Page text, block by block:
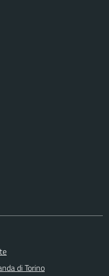
di Torino